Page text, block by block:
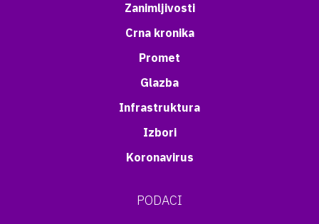
Zanimljivosti
Crna kronika
Promet
Glazba
Infrastruktura
Izbori
Koronavirus
PODACI